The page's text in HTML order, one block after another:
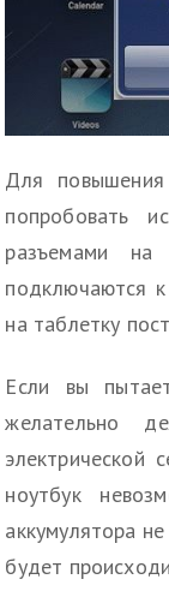
Для
попробовать
разъемами
подключаются
на таблетку
Если вы
желательно
электрической
ноутбук
аккумулятора
будет